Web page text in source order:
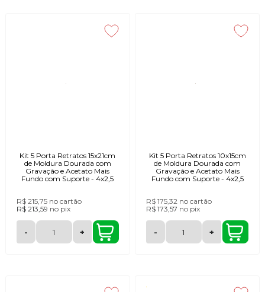
Kit 5 Porta Retratos 15x21cm
de Moldura Dourada com
Gravação e Acetato Mais
Fundo com Suporte - 4x2,5
R$ 215,75 no cartão
R$ 213,59 no pix
- +
Kit 5 Porta Retratos 10x15cm
de Moldura Dourada com
Gravação e Acetato Mais
Fundo com Suporte - 4x2,5
R$ 175,32 no cartão
R$ 173,57 no pix
- +